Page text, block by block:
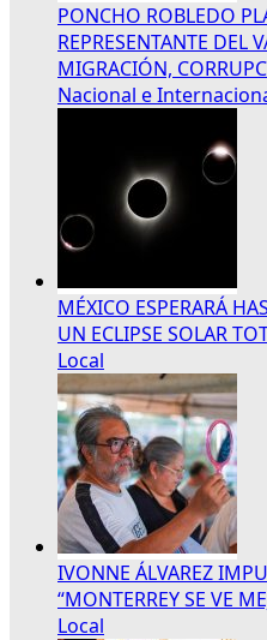
PONCHO ROBLEDO
REPRESENTANTE DEL
MIGRACIÓN,
Nacional e
MÉXICO ESPERARÁ
UN ECLIPSE SOLAR
Local
IVONNE ÁLVAREZ
“MONTERREY SE VE
Local